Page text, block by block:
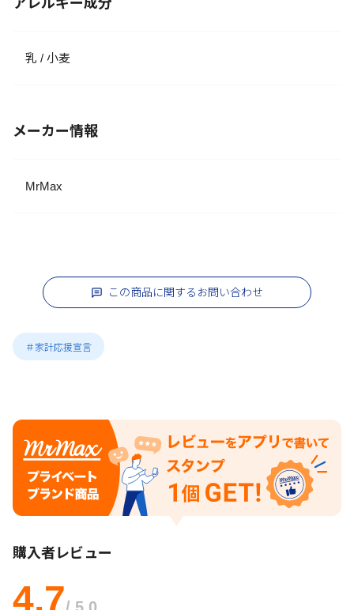
アレルギー成分
乳 / 小麦
メーカー情報
MrMax
この商品に関するお問い合わせ
＃家計応援宣言
購入者レビュー
4.7/ 5.0